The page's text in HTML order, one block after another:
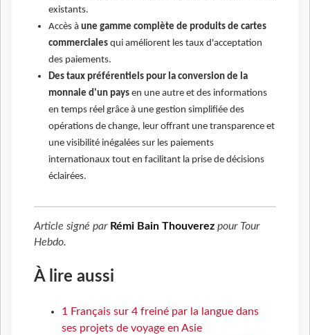
existants.
Accès à une gamme complète de produits de cartes
commercialesqui améliorent les taux d'acceptation
des paiements.
Des taux préférentiels pour la conversion de la
monnaie d'un paysen une autre et des informations
en temps réel grâce à une gestion simplifiée des
opérations de change, leur offrant une transparence et
une visibilité inégalées sur les paiements
internationaux tout en facilitant la prise de décisions
éclairées.
Article signé par Rémi Bain Thouverez pour Tour
Hebdo.
À lire aussi
1 Français sur 4 freiné par la langue dans
ses projets de voyage en Asie